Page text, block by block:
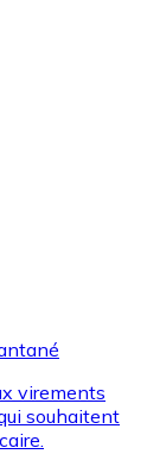
virements
souhaitent